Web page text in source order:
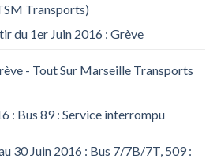
Transports)
du 1er Juin 2016 : Grève
- Tout Sur Marseille Transports
: Bus 89 : Service interrompu
30 Juin 2016 : Bus 7/7B/7T, 509 :